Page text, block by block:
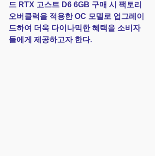
드 RTX 고스트 D6 6GB 구매 시 팩토리
오버클럭을 적용한 OC 모델로 업그레이
드하여 더욱 다이나믹한 혜택을 소비자
들에게 제공하고자 한다.